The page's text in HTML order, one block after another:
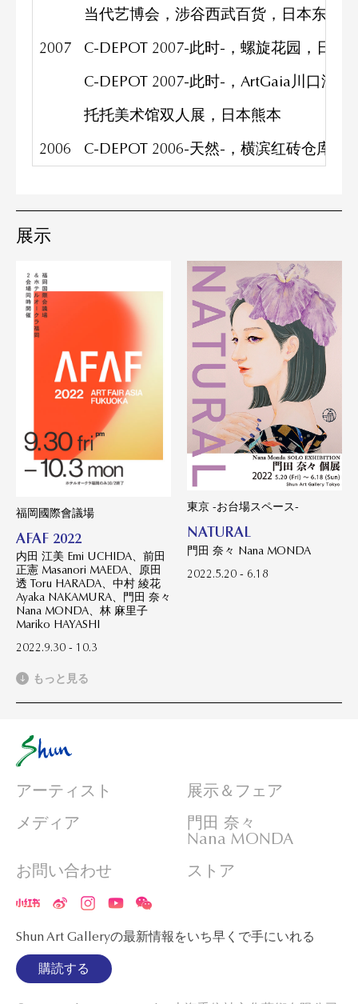
当代艺博会，涉谷西武百货，日本东京
2007
C-DEPOT 2007-此时-，螺旋花园，日本
C-DEPOT 2007-此时-，ArtGaia川口湖
托托美术馆双人展，日本熊本
2006
C-DEPOT 2006-天然-，横滨红砖仓库，
展示
福岡國際會議場
AFAF 2022
内田 江美 Emi UCHIDA、前田
正憲 Masanori MAEDA、原田
透 Toru HARADA、中村 綾花
Ayaka NAKAMURA、門田 奈々
Nana MONDA、林 麻里子
Mariko HAYASHI
2022.9.30 - 10.3
東京 -お台場スペース-
NATURAL
門田 奈々 Nana MONDA
2022.5.20 - 6.18
もっと見る
アーティスト
展示＆フェア
メディア
門田 奈々
Nana MONDA
お問い合わせ
ストア
Shun Art Galleryの最新情報をいち早くで手にいれる
購読する